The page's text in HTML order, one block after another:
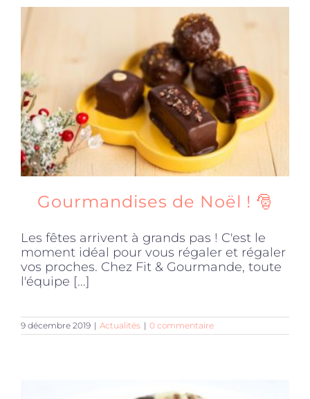
Gourmandises de Noël ! 🎅
Les fêtes arrivent à grands pas ! C'est le
moment idéal pour vous régaler et régaler
vos proches. Chez Fit & Gourmande, toute
l'équipe [...]
9 décembre 2019 | Actualités | 0 commentaire